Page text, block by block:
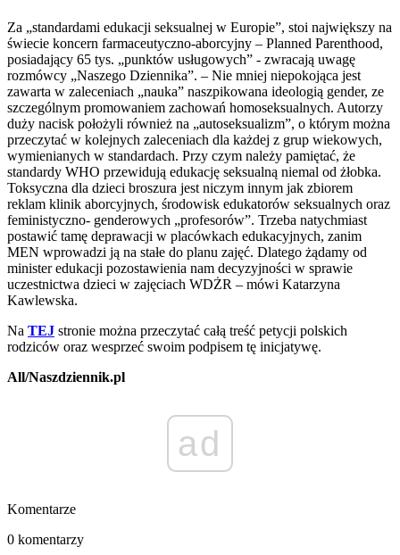
Za „standardami edukacji seksualnej w Europie”, stoi największy na
świecie koncern farmaceutyczno-aborcyjny – Planned Parenthood,
posiadający 65 tys. „punktów usługowych” - zwracają uwagę
rozmówcy „Naszego Dziennika”. – Nie mniej niepokojąca jest
zawarta w zaleceniach „nauka” naszpikowana ideologią gender, ze
szczególnym promowaniem zachowań homoseksualnych. Autorzy
duży nacisk położyli również na „autoseksualizm”, o którym można
przeczytać w kolejnych zaleceniach dla każdej z grup wiekowych,
wymienianych w standardach. Przy czym należy pamiętać, że
standardy WHO przewidują edukację seksualną niemal od żłobka.
Toksyczna dla dzieci broszura jest niczym innym jak zbiorem
reklam klinik aborcyjnych, środowisk edukatorów seksualnych oraz
feministyczno- genderowych „profesorów”. Trzeba natychmiast
postawić tamę deprawacji w placówkach edukacyjnych, zanim
MEN wprowadzi ją na stałe do planu zajęć. Dlatego żądamy od
minister edukacji pozostawienia nam decyzyjności w sprawie
uczestnictwa dzieci w zajęciach WDŻR – mówi Katarzyna
Kawlewska.
Na TEJ stronie można przeczytać całą treść petycji polskich
rodziców oraz wesprzeć swoim podpisem tę inicjatywę.
All/Naszdziennik.pl
ad
Komentarze
0 komentarzy